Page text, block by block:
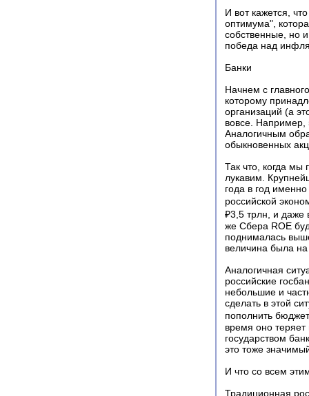
И вот кажется,
оптимума",
собственные, но
победа над
Банки
Начнем с
которому
организаций (а
вовсе.
Аналогичным
обыкновенных
Так что, когда мы
лукавим.
года в год
российской
₽3,5 трлн, и даже
же Сбера ROE
поднималась
величина была
Аналогичная
российские
небольшие и
сделать в этой
пополнить
время оно теряет
государством
это тоже
И что со всем
Традиционная